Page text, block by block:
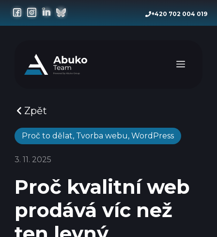
Přeskočit
obsah
+420 702 004 019
Menu
Zpět
Proč to dělat, Tvorba webu, WordPress
3. 11. 2025
Proč kvalitní web
prodává víc než